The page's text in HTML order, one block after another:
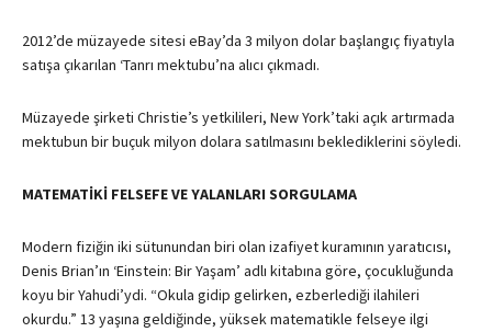
2012’de müzayede sitesi eBay’da 3 milyon dolar başlangıç fiyatıyla
satışa çıkarılan ‘Tanrı mektubu’na alıcı çıkmadı.
Müzayede şirketi Christie’s yetkilileri, New York’taki açık artırmada
mektubun bir buçuk milyon dolara satılmasını beklediklerini söyledi.
MATEMATİKİ FELSEFE VE YALANLARI SORGULAMA
Modern fiziğin iki sütunundan biri olan izafiyet kuramının yaratıcısı,
Denis Brian’ın ‘Einstein: Bir Yaşam’ adlı kitabına göre, çocukluğunda
koyu bir Yahudi’ydi. “Okula gidip gelirken, ezberlediği ilahileri
okurdu.” 13 yaşına geldiğinde, yüksek matematikle felseye ilgi